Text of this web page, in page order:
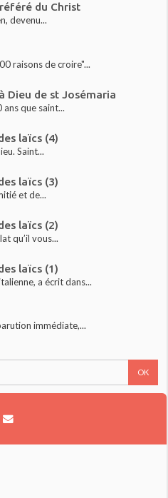
du Christ
devenu...
raisons de croire"...
Dieu de st Josémaria
que saint...
laïcs (4)
Saint...
laïcs (3)
et de...
laïcs (2)
qu’il vous...
laïcs (1)
a écrit dans...
immédiate,...